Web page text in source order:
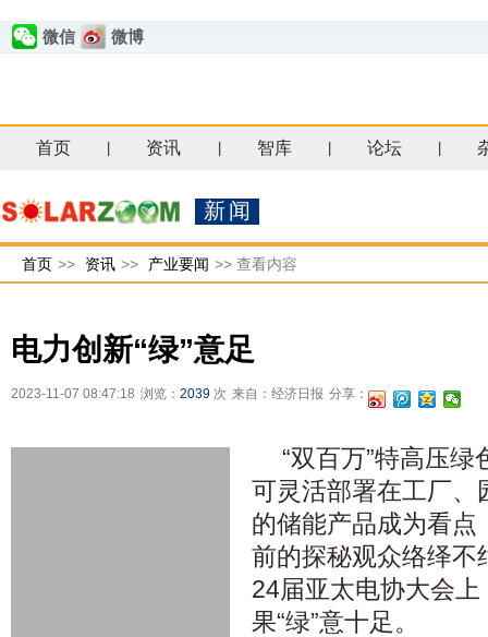
微信 微博
首页 资讯 智库 论坛
新闻
首页 >> 资讯 >> 产业要闻 >> 查看内容
电力创新“绿”意足
2023-11-07 08:47:18 浏览： 2039 次 来自：经济日报 分享：
“双百万”特高压
可灵活部署在工厂、
的储能产品成为看点
前的探秘观众络绎
24届亚太电协大会
果“绿”意十足。